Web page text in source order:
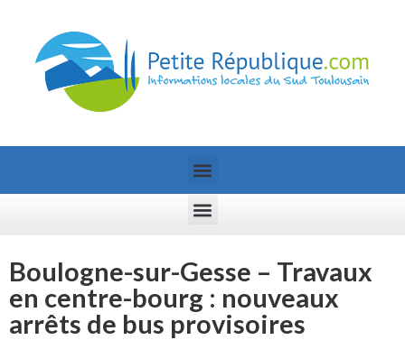
Boulogne-sur-Gesse – Travaux
en centre-bourg : nouveaux
arrêts de bus provisoires